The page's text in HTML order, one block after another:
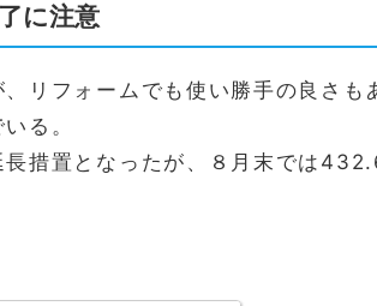
に注意
リフォームでも使い勝手の良さも
る。
措置となったが、８月末では